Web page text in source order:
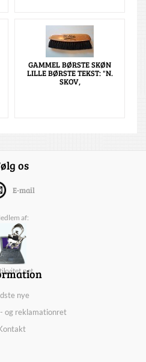
GAMMEL BØRSTE SKØN
LILLE BØRSTE TEKST: "N.
SKOV,
os
E-mail
af:
nye
og reklamationret